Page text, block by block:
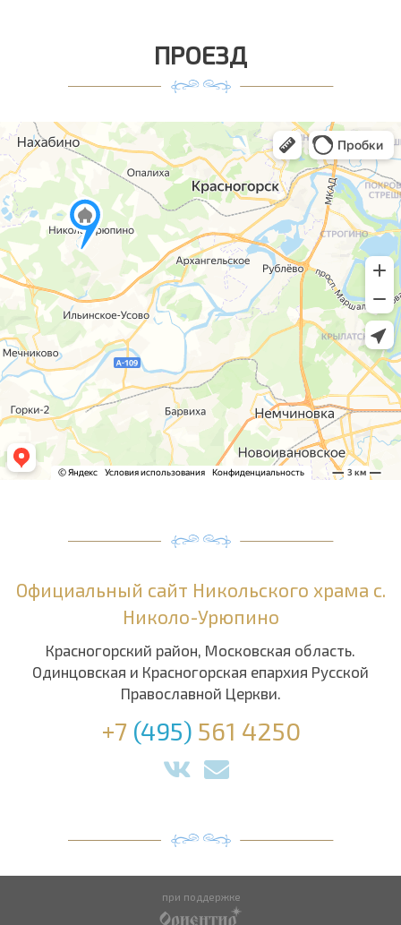
ПРОЕЗД
Официальный сайт Никольского храма с.
Николо-Урюпино
Красногорский район, Московская область.
Одинцовская и Красногорская епархия Русской
Православной Церкви.
+7 (495) 561 4250
при поддержке